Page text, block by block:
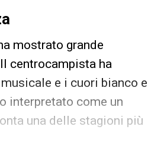
mostrato grande
centrocampista ha
e i cuori bianco e
interpretato come un
una delle stagioni più